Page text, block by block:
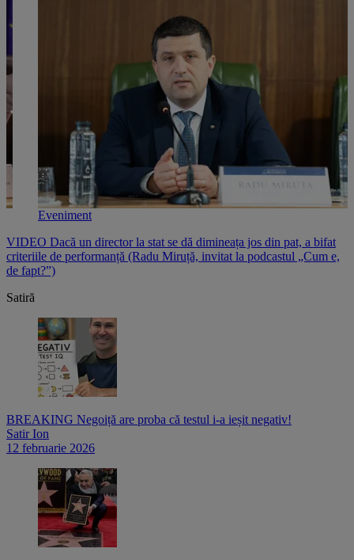
Eveniment
VIDEO Dacă un director la stat se dă dimineața jos din pat, a bifat
criteriile de performanță (Radu Miruță, invitat la podcastul „Cum e,
de fapt?”)
Satiră
BREAKING Negoiță are proba că testul i-a ieșit negativ!
Satir Ion
12 februarie 2026